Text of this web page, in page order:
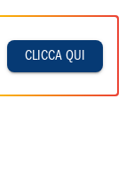
CLICCA QUI